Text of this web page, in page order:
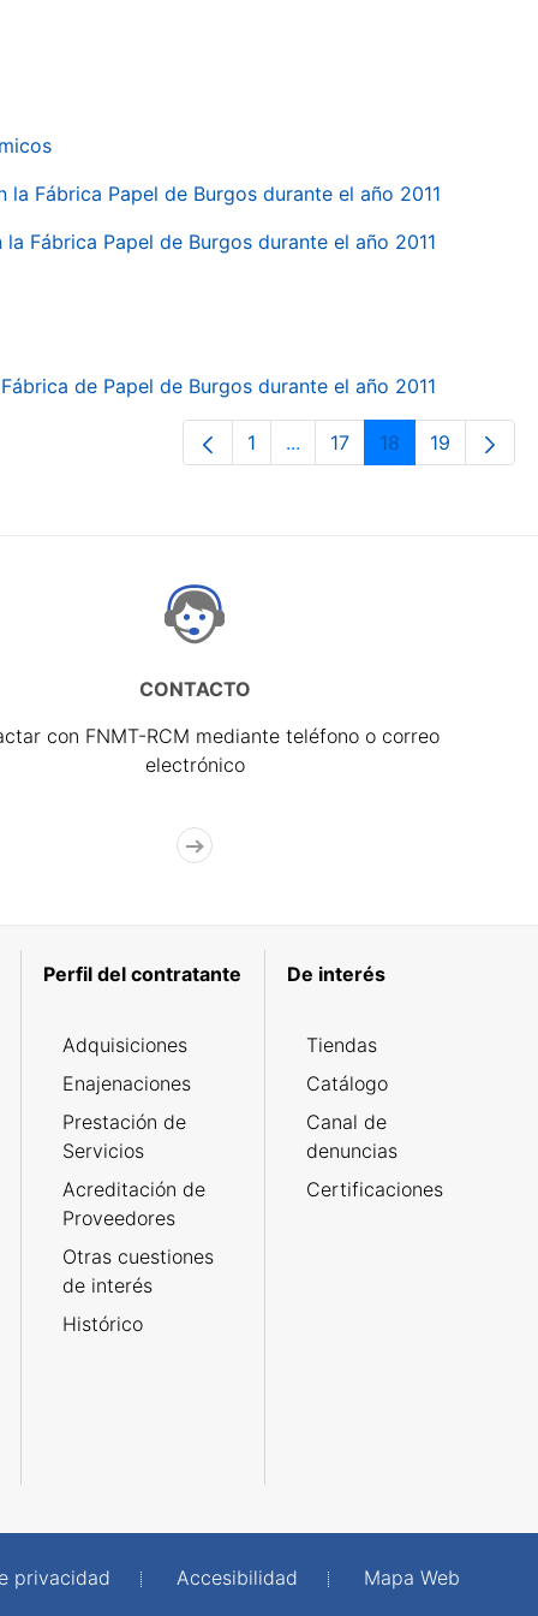
Fábrica Papel de Burgos durante el año 2011
Fábrica Papel de Burgos durante el año 2011
de Papel de Burgos durante el año 2011
Página
1 ...Páginas intermedias Use
Página
17 Página
18 Página
19
CONTACTO
con FNMT-RCM mediante teléfono o correo
electrónico
Perfil del contratante
Adquisiciones
Enajenaciones
Prestación de
Servicios
Acreditación de
Proveedores
Otras cuestiones
de interés
Histórico
De interés
Tiendas
Catálogo
Canal de
denuncias
Certificaciones
privacidad Accesibilidad
Mapa Web